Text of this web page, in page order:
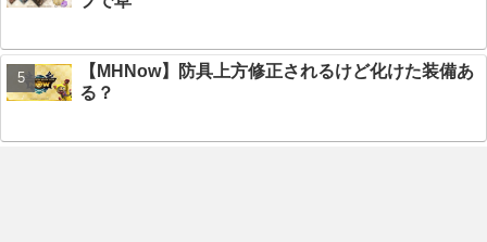
【MHNow】防具上方修正されるけど化けた装備あ
る？